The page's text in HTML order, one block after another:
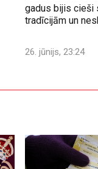
gadus bijis cieši
tradīcijām un
26. jūnijs, 23:24